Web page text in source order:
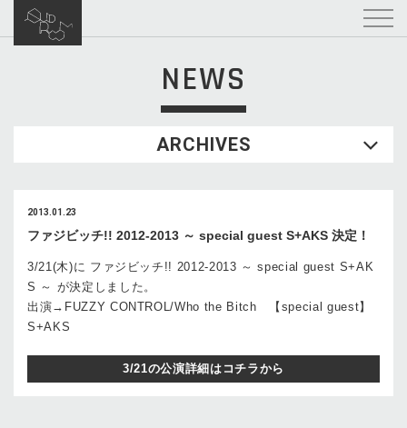
NEWS
ARCHIVES
2013.01.23
ファジビッチ!! 2012-2013 ～ special guest S+AKS 決定！
3/21(木)に ファジビッチ!! 2012-2013 ～ special guest S+AK
S ～ が決定しました。
出演→FUZZY CONTROL/Who the Bitch 【special guest】
S+AKS
3/21の公演詳細はコチラから